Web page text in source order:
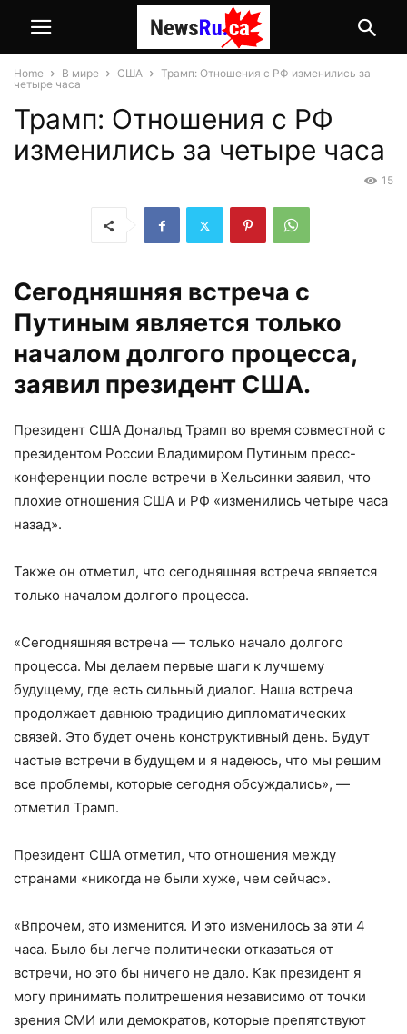
Home В мире США
Трамп: Отношения с РФ изменились за
четыре часа
Трамп: Отношения с РФ
изменились за четыре часа
15
Сегодняшняя встреча с
Путиным является только
началом долгого процесса,
заявил президент США.
Президент США Дональд Трамп во время совместной с
президентом России Владимиром Путиным пресс-
конференции после встречи в Хельсинки заявил, что
плохие отношения США и РФ «изменились четыре часа
назад».
Также он отметил, что сегодняшняя встреча является
только началом долгого процесса.
«Сегодняшняя встреча — только начало долгого
процесса. Мы делаем первые шаги к лучшему
будущему, где есть сильный диалог. Наша встреча
продолжает давнюю традицию дипломатических
связей. Это будет очень конструктивный день. Будут
частые встречи в будущем и я надеюсь, что мы решим
все проблемы, которые сегодня обсуждались», —
отметил Трамп.
Президент США отметил, что отношения между
странами «никогда не были хуже, чем сейчас».
«Впрочем, это изменится. И это изменилось за эти 4
часа. Было бы легче политически отказаться от
встречи, но это бы ничего не дало. Как президент я
могу принимать политрешения независимо от точки
зрения СМИ или демократов, которые препятствуют